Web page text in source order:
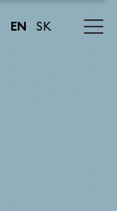
EN SK